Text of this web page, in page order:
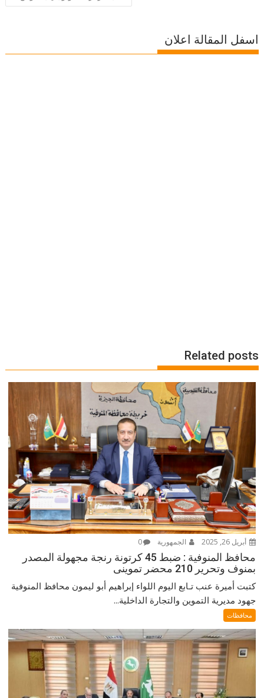
اسفل المقالة اعلان
Related posts
أبريل 26, 2025 الجمهورية 0
محافظ المنوفية : ضبط 45 كرتونة رنجة مجهولة المصدر
بمنوف وتحرير 210 محضر تموينى
كتبت أميرة عنب تـابع اليوم اللواء إبراهيم أبو ليمون محافظ المنوفية
جهود مديرية التموين والتجارة الداخلية...
محافظات